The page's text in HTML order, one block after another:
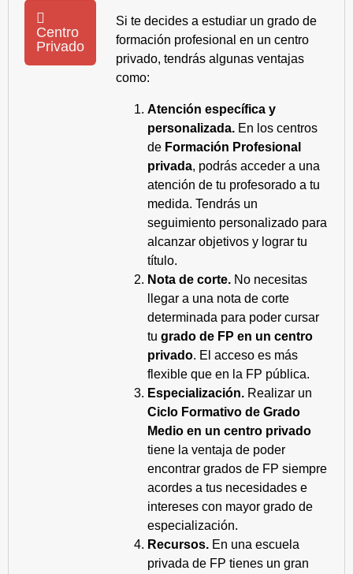
Centro
Privado
Si te decides a estudiar un grado de
formación profesional en un centro
privado, tendrás algunas ventajas
como:
Atención específica y
personalizada. En los centros
de Formación Profesional
privada, podrás acceder a una
atención de tu profesorado a tu
medida. Tendrás un
seguimiento personalizado para
alcanzar objetivos y lograr tu
título.
Nota de corte. No necesitas
llegar a una nota de corte
determinada para poder cursar
tu grado de FP en un centro
privado. El acceso es más
flexible que en la FP pública.
Especialización. Realizar un
Ciclo Formativo de Grado
Medio en un centro privado
tiene la ventaja de poder
encontrar grados de FP siempre
acordes a tus necesidades e
intereses con mayor grado de
especialización.
Recursos. En una escuela
privada de FP tienes un gran